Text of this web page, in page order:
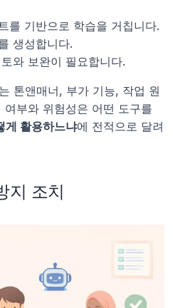
를 기반으로 학습을 거칩니다.
생성합니다.
와 보완이 필요합니다.
톤앤매너, 부가 기능, 작업 원
부와 위험성은 어떤 도구를
게 활용하느냐에 전적으로 달려
지 조치